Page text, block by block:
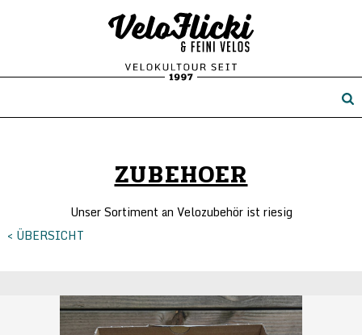
ZUBEHOER
Unser Sortiment an Velozubehör ist riesig
< ÜBERSICHT